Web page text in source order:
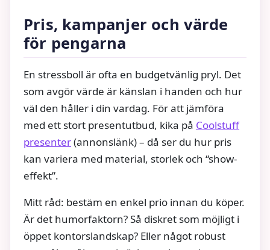
Pris, kampanjer och värde
för pengarna
En stressboll är ofta en budgetvänlig pryl. Det
som avgör värde är känslan i handen och hur
väl den håller i din vardag. För att jämföra
med ett stort presentutbud, kika på Coolstuff
presenter(annonslänk) – då ser du hur pris
kan variera med material, storlek och “show-
effekt”.
Mitt råd: bestäm en enkel prio innan du köper.
Är det humorfaktorn? Så diskret som möjligt i
öppet kontorslandskap? Eller något robust